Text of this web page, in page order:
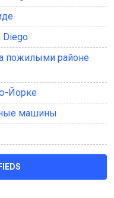
Diego
пожилыми районе
Йорке
машины